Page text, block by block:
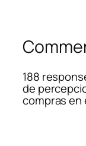
188
de
compras en